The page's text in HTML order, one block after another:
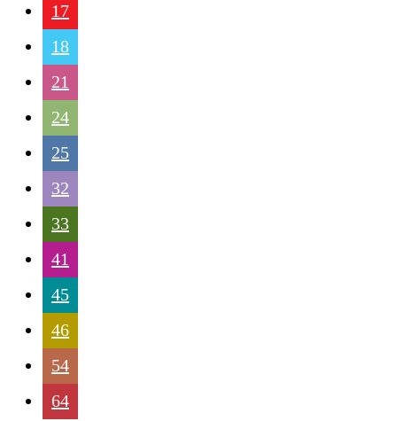
17
18
21
24
25
32
33
41
45
46
54
64